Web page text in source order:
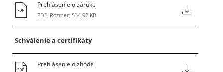
Prehlásenie o záruke
PDF, Rozmer: 534.92 KB
Schválenie a certifikáty
Prehlásenie o zhode